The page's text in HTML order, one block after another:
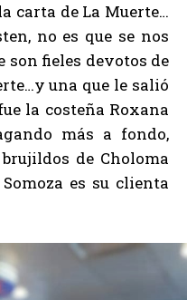
carta de La Muerte…
no es que se nos
son fieles devotos de
una que le salió
la costeña Roxana
más a fondo,
de Choloma
es su clienta